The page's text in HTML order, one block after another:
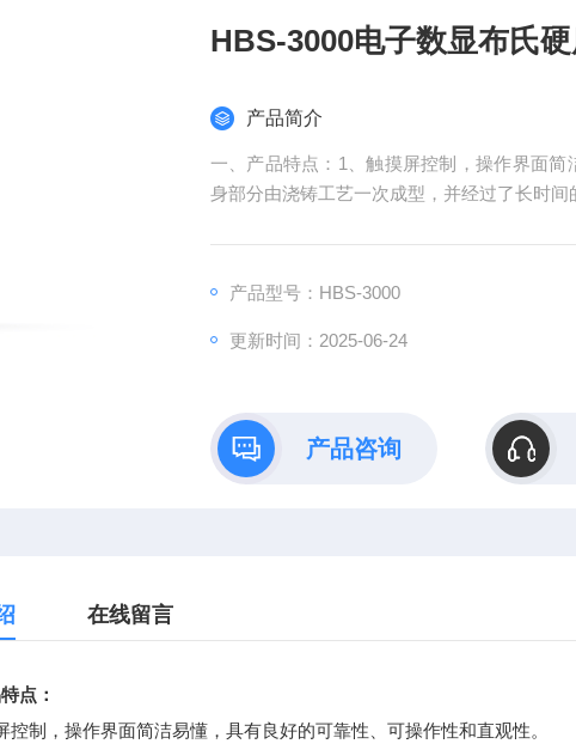
HBS-3000电子数显布氏
产品简介
一、产品特点：1、触摸屏控制，操作界面简
身部分由浇铸工艺一次成型，并经过了长时
产品型号：HBS-3000
更新时间：2025-06-24
产品咨询
在线留言
点：
控制，操作界面简洁易懂，具有良好的可靠性、可操作性和直观性。